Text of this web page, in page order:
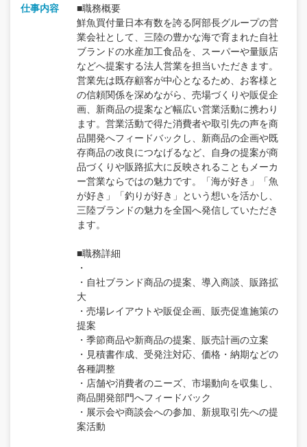
仕事内容
■職務概要
鮮魚買付量日本有数を誇る阿部長グループの営
業会社として、三陸の豊かな海で育まれた自社
ブランドの水産加工食品を、スーパーや量販店
などへ提案する法人営業を担当いただきます。
営業先は既存顧客が中心となるため、お客様と
の信頼関係を深めながら、売場づくりや販促企
画、新商品の提案など幅広い営業活動に携わり
ます。営業活動で得た消費者や取引先の声を商
品開発へフィードバックし、新商品の企画や既
存商品の改良につなげるなど、自身の提案が商
品づくりや販路拡大に反映されることもメーカ
ー営業ならではの魅力です。「海が好き」「魚
が好き」「釣りが好き」という想いを活かし、
三陸ブランドの魅力を全国へ発信していただき
ます。
■職務詳細
・
・自社ブランド商品の提案、導入商談、販路拡
大
・売場レイアウトや販促企画、販売促進施策の
提案
・季節商品や新商品の提案、販売計画の立案
・見積書作成、受発注対応、価格・納期などの
各種調整
・店舗や消費者のニーズ、市場動向を収集し、
商品開発部門へフィードバック
・展示会や商談会への参加、新規取引先への提
案活動